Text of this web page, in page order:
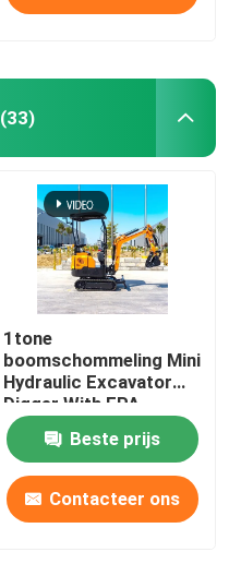
(33)
1tone
boomschommeling Mini
Hydraulic Excavator
Digger With EPA
HT10G
Beste prijs
Contacteer ons